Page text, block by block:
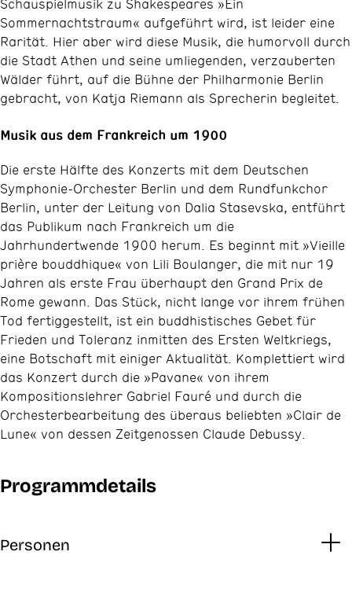
Schauspielmusik zu Shakespeares »Ein
Sommernachtstraum« aufgeführt wird, ist leider eine
Rarität. Hier aber wird diese Musik, die humorvoll durch
die Stadt Athen und seine umliegenden, verzauberten
Wälder führt, auf die Bühne der Philharmonie Berlin
gebracht, von Katja Riemann als Sprecherin begleitet.
Musik aus dem Frankreich um 1900
Die erste Hälfte des Konzerts mit dem Deutschen
Symphonie-Orchester Berlin und dem Rundfunkchor
Berlin, unter der Leitung von Dalia Stasevska, entführt
das Publikum nach Frankreich um die
Jahrhundertwende 1900 herum. Es beginnt mit »Vieille
prière bouddhique« von Lili Boulanger, die mit nur 19
Jahren als erste Frau überhaupt den Grand Prix de
Rome gewann. Das Stück, nicht lange vor ihrem frühen
Tod fertiggestellt, ist ein buddhistisches Gebet für
Frieden und Toleranz inmitten des Ersten Weltkriegs,
eine Botschaft mit einiger Aktualität. Komplettiert wird
das Konzert durch die »Pavane« von ihrem
Kompositionslehrer Gabriel Fauré und durch die
Orchesterbearbeitung des überaus beliebten »Clair de
Lune« von dessen Zeitgenossen Claude Debussy.
Programmdetails
Personen